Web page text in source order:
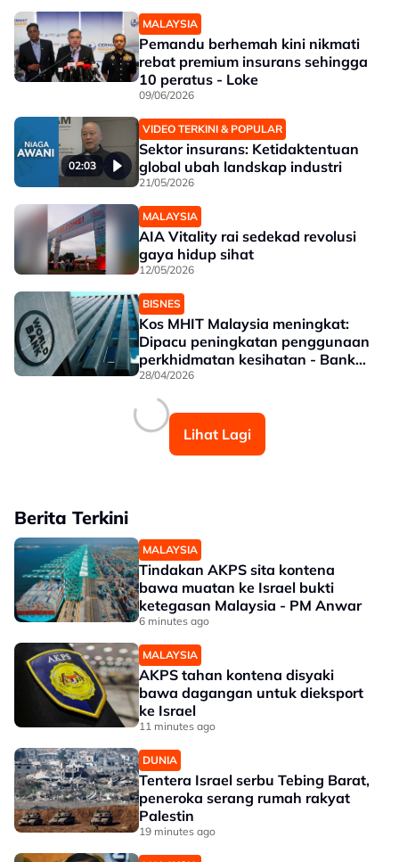
MALAYSIA
Pemandu berhemah kini nikmati
rebat premium insurans sehingga
10 peratus - Loke
09/06/2026
02:03
VIDEO TERKINI & POPULAR
Sektor insurans: Ketidaktentuan
global ubah landskap industri
21/05/2026
MALAYSIA
AIA Vitality rai sedekad revolusi
gaya hidup sihat
12/05/2026
BISNES
Kos MHIT Malaysia meningkat:
Dipacu peningkatan penggunaan
perkhidmatan kesihatan - Bank
Dunia
28/04/2026
Lihat Lagi
Berita Terkini
MALAYSIA
Tindakan AKPS sita kontena
bawa muatan ke Israel bukti
ketegasan Malaysia - PM Anwar
6 minutes ago
MALAYSIA
AKPS tahan kontena disyaki
bawa dagangan untuk dieksport
ke Israel
11 minutes ago
DUNIA
Tentera Israel serbu Tebing Barat,
peneroka serang rumah rakyat
Palestin
19 minutes ago